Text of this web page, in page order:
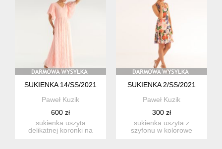
SUKIENKA 14/SS/2021
Paweł Kuzik
600 zł
sukienka uszyta
delikatnej koronki na
SUKIENKA 2/SS/2021
Paweł Kuzik
300 zł
sukienka uszyta z
szyfonu w kolorowe